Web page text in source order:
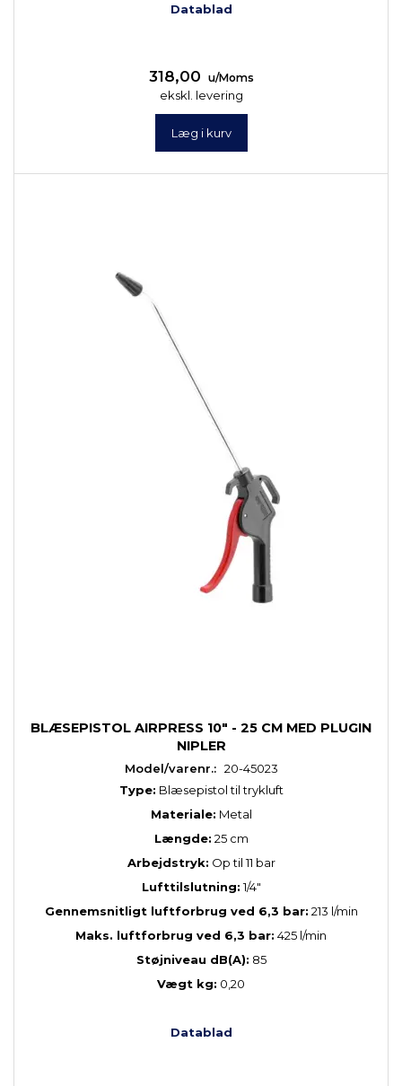
Datablad
318,00 u/Moms
ekskl. levering
Læg i kurv
BLÆSEPISTOL AIRPRESS 10" - 25 CM MED PLUGIN
NIPLER
Model/varenr.: 20-45023
Type: Blæsepistol til trykluft
Materiale: Metal
Længde: 25 cm
Arbejdstryk: Op til 11 bar
Lufttilslutning:1/4"
Gennemsnitligt luftforbrug ved 6,3 bar: 213 l/min
Maks. luftforbrug ved 6,3 bar: 425 l/min
Støjniveau dB(A): 85
Vægt kg: 0,20
Datablad